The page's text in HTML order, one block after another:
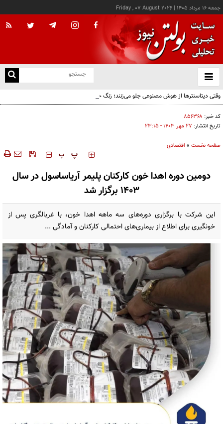
جمعه ۱۶ مرداد ۱۴۰۵ |
Friday , 07 August 2026
باز
و
وقتی دیتاسنترها از هوش مصنوعی جلو می‌زنند؛ زنگ خطر برای اقتصاد AI
کد خبر: ۸۵۶۳۶۸
تاریخ انتشار: ۲۷ مهر ۱۴۰۳ - ۲۳:۱۵
صفحه نخست » اقتصادی
‍‍‍ پ پ
دومین دوره اهدا خون کارکنان پلیمر آریاساسول در سال
١۴٠٣ برگزار شد
این شرکت با برگزاری دوره‌های سه ماهه اهدا خون، با غربالگری پس از
خونگیری برای اطلاع از بیماری‌های احتمالی کارکنان و آمادگی ...